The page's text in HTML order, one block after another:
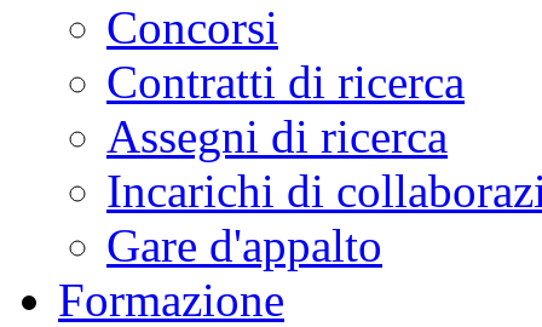
Concorsi
Contratti di ricerca
Assegni di ricerca
Incarichi di
Gare d'appalto
Formazione